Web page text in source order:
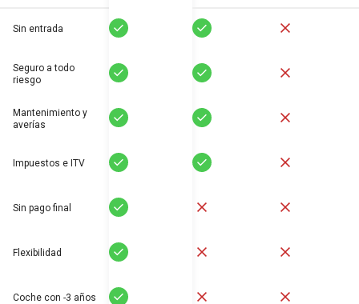
Sin entrada Sí Sí
Seguro a todo
riesgo
Sí Sí
Mantenimiento y
averías
Sí Sí
Impuestos e ITV Sí Sí
Sin pago final Sí
Flexibilidad Sí
Coche con -3 años Sí